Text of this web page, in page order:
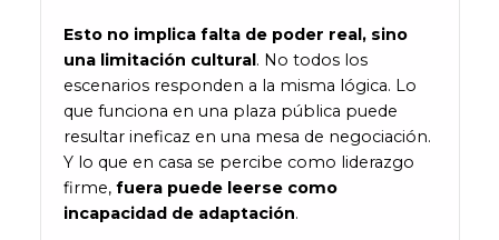
Esto no implica falta de poder real, sino
una limitación cultural. No todos los
escenarios responden a la misma lógica. Lo
que funciona en una plaza pública puede
resultar ineficaz en una mesa de negociación.
Y lo que en casa se percibe como liderazgo
firme, fuera puede leerse como
incapacidad de adaptación.